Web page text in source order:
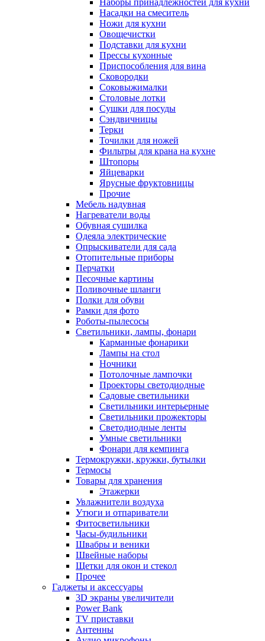
Наборы принадлежностей для кухни
Насадки на смеситель
Ножи для кухни
Овощечистки
Подставки для кухни
Прессы кухонные
Приспособления для вина
Сковородки
Соковыжималки
Столовые лотки
Сушки для посуды
Сэндвичницы
Терки
Точилки для ножей
Фильтры для крана на кухне
Штопоры
Яйцеварки
Ярусные фруктовницы
Прочие
Мебель надувная
Нагреватели воды
Обувная сушилка
Одеяла электрические
Опрыскиватели для сада
Отопительные приборы
Перчатки
Песочные картины
Поливочные шланги
Полки для обуви
Рамки для фото
Роботы-пылесосы
Светильники, лампы, фонари
Карманные фонарики
Лампы на стол
Ночники
Потолочные лампочки
Проекторы светодиодные
Садовые светильники
Светильники интерьерные
Светильники прожекторы
Светодиодные ленты
Умные светильники
Фонари для кемпинга
Термокружки, кружки, бутылки
Термосы
Товары для хранения
Этажерки
Увлажнители воздуха
Утюги и отпариватели
Фитосветильники
Часы-будильники
Швабры и веники
Швейные наборы
Щетки для окон и стекол
Прочее
Гаджеты и аксессуары
3D экраны увеличители
Power Bank
TV приставки
Антенны